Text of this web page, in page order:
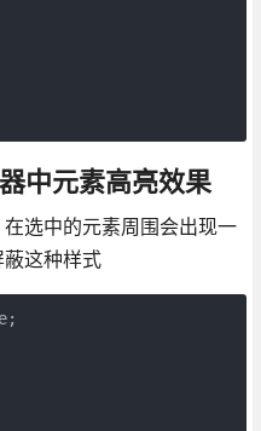
中元素高亮效果
选中的元素周围会出现一
这种样式